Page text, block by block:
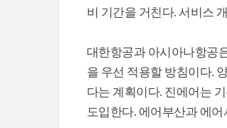
비 기간을 거친다. 서비스
대한항공과 아시아나항공
을 우선 적용할 방침이다.
다는 계획이다. 진에어는
도입한다. 에어부산과 에